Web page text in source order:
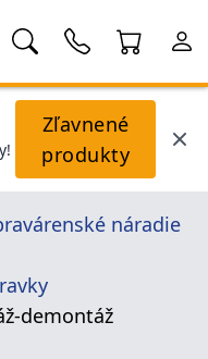
Zľavnené
produkty
náradie
demontáž